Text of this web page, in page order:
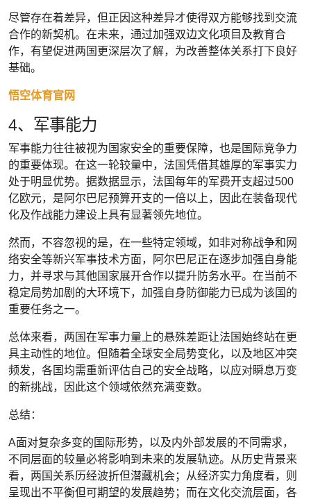
尽管存在着差异，但正因这种差异才使得双方能够找到交流
合作的新契机。在未来，通过加强双边文化项目及教育合
作，有望促进两国更深层次了解，为改善整体关系打下良好
基础。
悟空体育官网
4、军事能力
军事能力往往被视为国家安全的重要保障，也是国际竞争力
的重要体现。在这一轮较量中，法国凭借其雄厚的军事实力
处于明显优势。据数据显示，法国每年的军费开支超过500
亿欧元，是阿尔巴尼预算开支的一倍以上，因此在装备现代
化及作战能力建设上具有显著领先地位。
然而，不容忽视的是，在一些特定领域，如非对称战争和网
络安全等新兴军事技术方面，阿尔巴尼正在逐步加强自身能
力，并寻求与其他国家展开合作以提升防务水平。在当前不
稳定局势加剧的大环境下，加强自身防御能力已成为该国的
重要任务之一。
总体来看，两国在军事力量上的悬殊差距让法国始终站在更
具主动性的地位。但随着全球安全局势变化，以及地区冲突
频发，各国均需重新评估自己的安全战略，以应对瞬息万变
的新挑战，因此这个领域依然充满变数。
总结：
A面对复杂多变的国际形势，以及内外部发展的不同需求，
不同层面的较量必将影响到未来的发展轨迹。从历史背景来
看，两国关系历经波折但潜藏机会；从经济实力角度看，则
呈现出不平衡但可期望的发展趋势；而在文化交流层面，各